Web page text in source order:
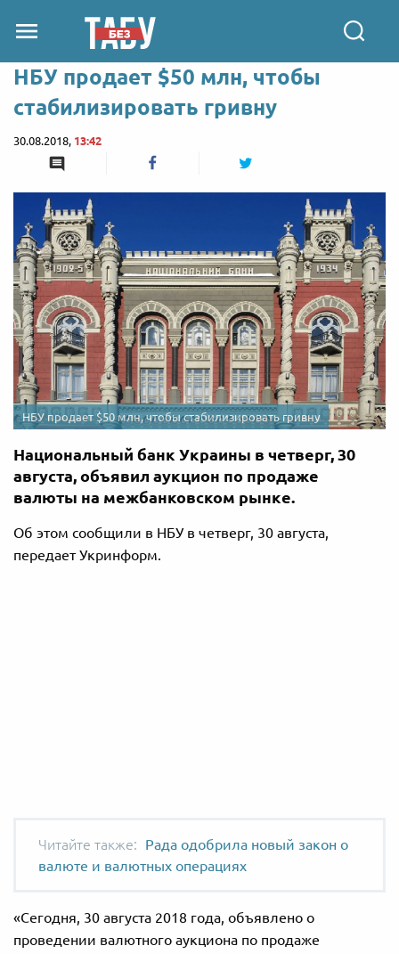
НБУ продает $50 млн, чтобы
стабилизировать гривну
30.08.2018, 13:42
НБУ продает $50 млн, чтобы стабилизировать гривну
Национальный банк Украины в четверг, 30
августа, объявил аукцион по продаже
валюты на межбанковском рынке.
Об этом сообщили в НБУ в четверг, 30 августа,
передает Укринформ.
Рада одобрила новый закон о
валюте и валютных операциях
«Сегодня, 30 августа 2018 года, объявлено о
проведении валютного аукциона по продаже